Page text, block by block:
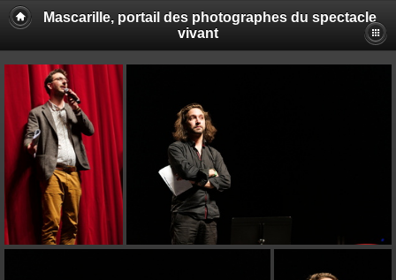
Mascarille, portail des photographes du spectacle
vivant